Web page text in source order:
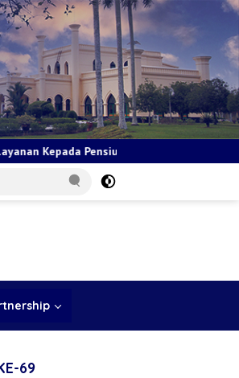
Komitmen Tingkatkan Kepuasan
69